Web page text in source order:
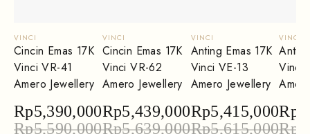
VINCI
Cincin Emas 17K
Vinci VR-41
Amero Jewellery
Rp5,590,000
Rp5,390,000
VINCI
Cincin Emas 17K
Vinci VR-62
Amero Jewellery
Rp5,639,000
Rp5,439,000
VINCI
Anting Emas 17K
Vinci VE-13
Amero Jewellery
Rp5,615,000
Rp5,415,000
VINCI
Vinci
Rp
Rp